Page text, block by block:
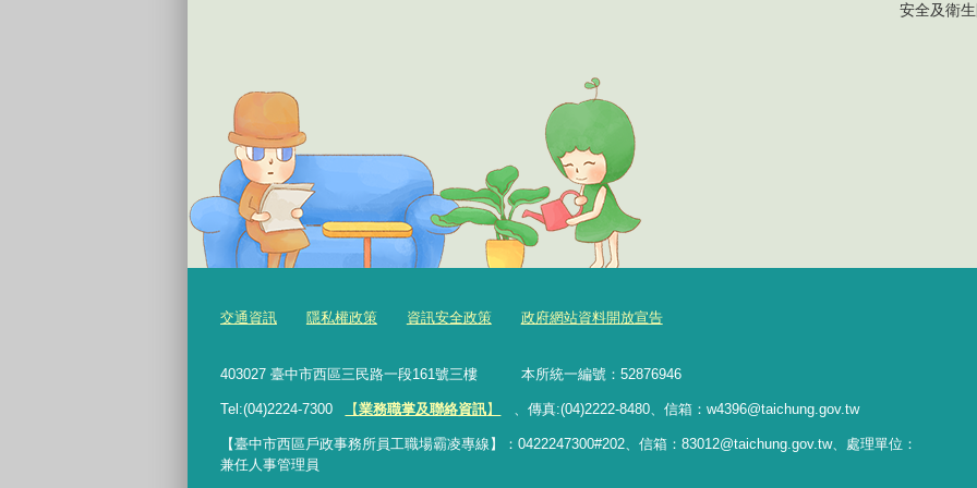
安全及衛
交通資訊 隱私權政策 資訊安全政策 政府網站資料開放宣告
403027 臺中市西區三民路一段161號三樓 本所統一編號：52876946
Tel:(04)2224-7300 【業務職掌及聯絡資訊】 、傳真:(04)2222-8480、 信箱： w4396@taichung.gov.tw
【臺中市西區戶政事務所員工職場霸凌專線】：0422247300#202、信箱：83012@taichung.gov.tw、處理單位：
兼任人事管理員